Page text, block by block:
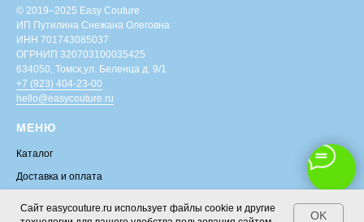
© 2019–2025 Easy Couture
ИП Путилина Снежана Олеговна
ИНН 701743085037
ОГРНИП 320703100035425
634050, Томск,ул. Беленца д. 9/1
+7 (923) 404-23-00
hello@easycouture.ru
МЕНЮ
Каталог
Доставка и оплата
Сайт easycouture.ru использует файлы cookie и другие
OK